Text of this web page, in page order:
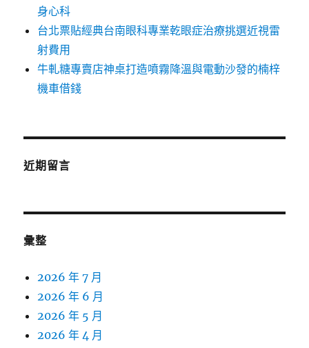
身心科
台北票貼經典台南眼科專業乾眼症治療挑選近視雷
射費用
牛軋糖專賣店神桌打造噴霧降溫與電動沙發的楠梓
機車借錢
近期留言
彙整
2026 年 7 月
2026 年 6 月
2026 年 5 月
2026 年 4 月